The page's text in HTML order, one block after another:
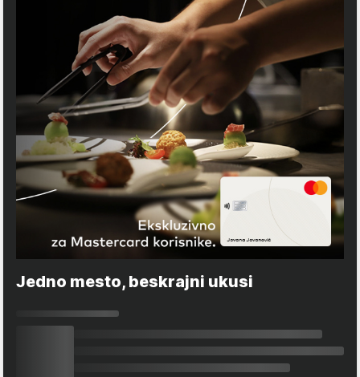
Jedno mesto, beskrajni ukusi